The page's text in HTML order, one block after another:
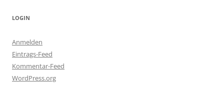
LOGIN
Anmelden
Eintrags-Feed
Kommentar-Feed
WordPress.org